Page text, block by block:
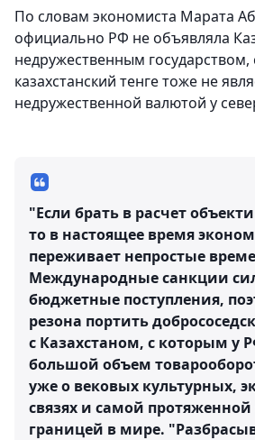
По словам экономиста Марата
официально РФ не объявляла
недружественным государством,
казахстанский тенге тоже не
недружественной валютой у
"Если брать в расчет
то в настоящее время
переживает непростые
Международные санкции
бюджетные поступления,
резона портить
с Казахстаном, с которым у
большой объем
уже о вековых культурных,
связях и самой протяженной
границей в мире.